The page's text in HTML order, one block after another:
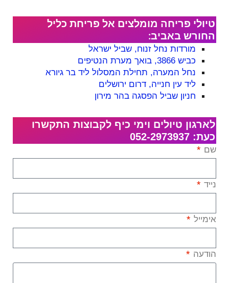
טיולי פריחה מומלצים אל פריחת כליל
החורש באביב:
מורדות נחל זנוח, שביל ישראל
כביש 3866, בואך מערת הנטיפים
נחל המערה, תחילת המסלול ליד בר גיורא
ליד עין חנייה, דרום ירושלים
חניון שביל הפסגה בהר מירון
לארגון טיולים וימי כיף לקבוצות התקשרו
כעת: 052-2973937
שם
נייד
אימייל
הודעה